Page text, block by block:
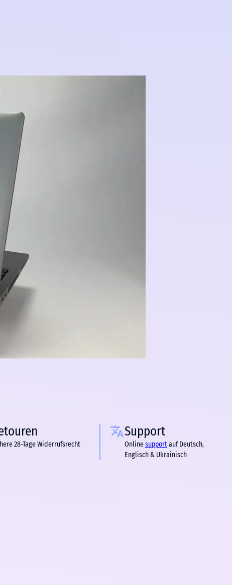
28-Tage Widerrufsrecht
Support
Onlinesupportauf Deutsch,
Englisch & Ukrainisch